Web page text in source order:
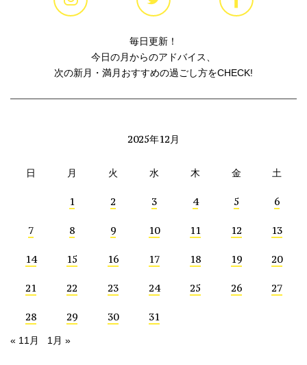
毎日更新！
今日の月からのアドバイス、
次の新月・満月おすすめの過ごし方をCHECK!
2025年12月
日 月 火 水 木 金 土
1 2 3 4 5 6
7 8 9 10 11 12 13
14 15 16 17 18 19 20
21 22 23 24 25 26 27
28 29 30 31
« 11月 1月 »